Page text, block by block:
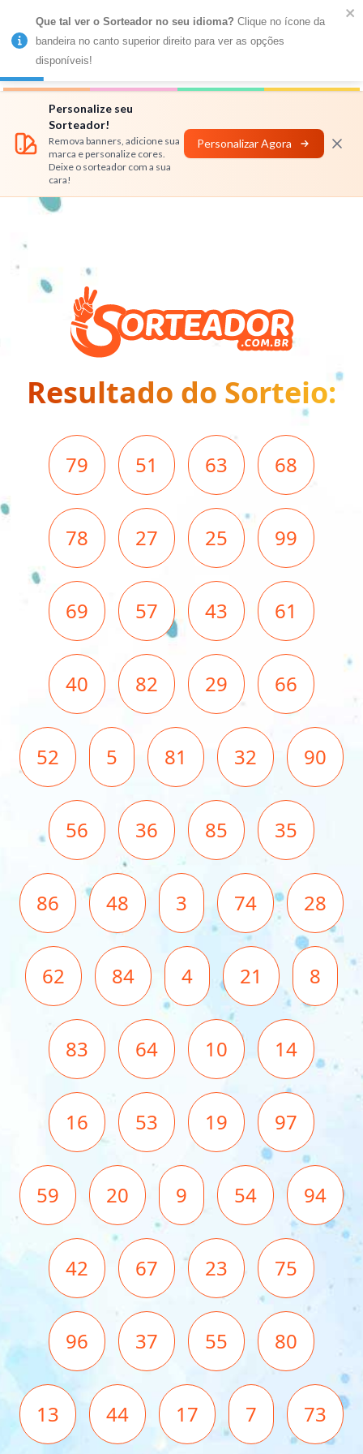
MENU
Números
Personalize seu
Sorteador!
Remova banners, adicione sua
marca e personalize cores.
Deixe o sorteador com a sua
cara!
Personalizar Agora
Resultado do Sorteio:
79 51 63 68
78 27 25 99
69 57 43 61
40 82 29 66
52 5 81 32 90
56 36 85 35
86 48 3 74 28
62 84 4 21 8
83 64 10 14
16 53 19 97
59 20 9 54 94
42 67 23 75
96 37 55 80
13 44 17 7 73
Que tal ver o Sorteador no seu idioma? Clique no ícone da
bandeira no canto superior direito para ver as opções
disponíveis!